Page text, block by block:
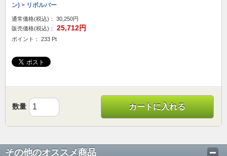
ン) > リボルバー
通常価格(税込)：
30,250円
販売価格(税込)：
25,712円
ポイント： 233 Pt
数量 カートに入れる
その他のオススメ商品